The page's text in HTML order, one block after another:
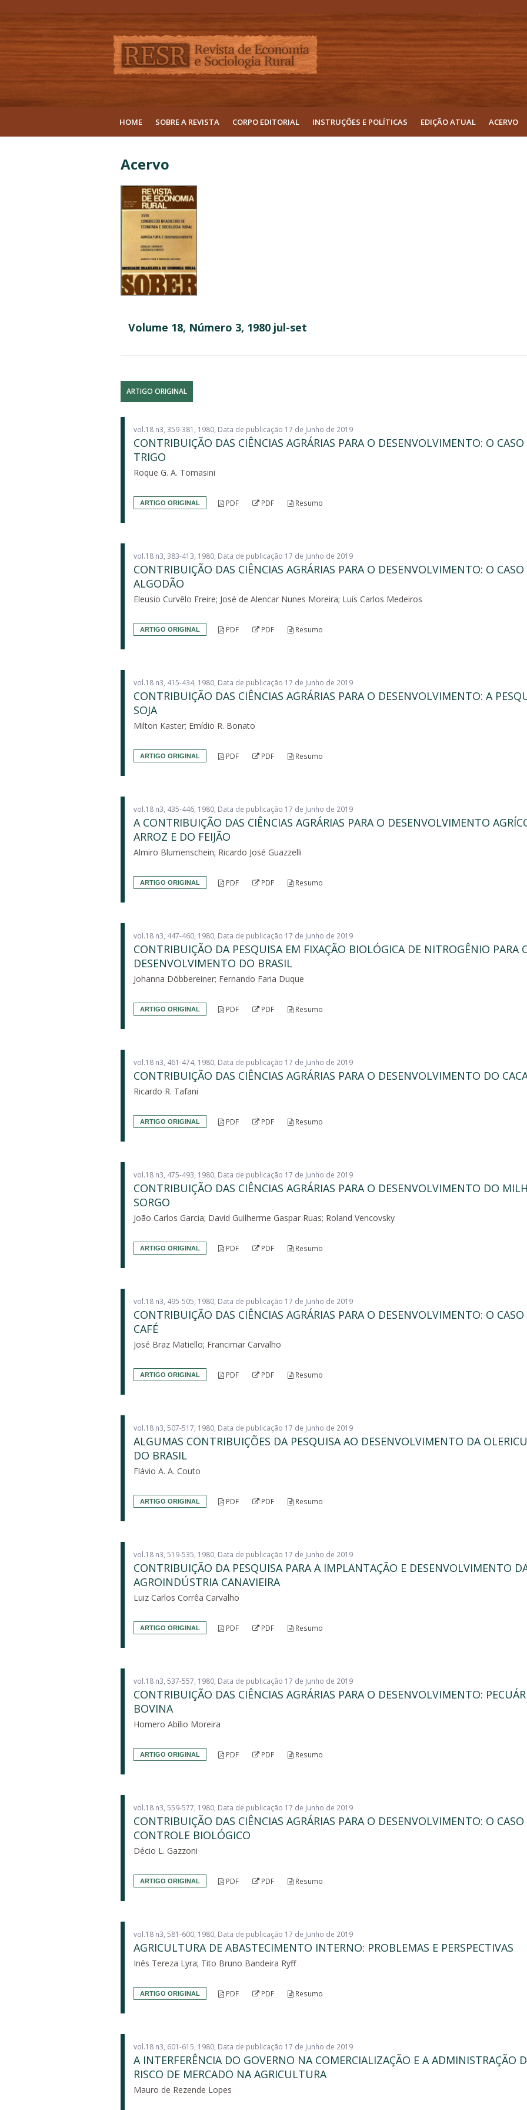
HOME SOBRE A REVISTA CORPO EDITORIAL INSTRUÇÕES E POLÍTICAS EDIÇÃO ATUAL ACERVO
Acervo
Volume 18, Número 3, 1980 jul-set
ARTIGO ORIGINAL
vol.18 n3, 359-381, 1980, Data de publicação 17 de Junho de 2019
CONTRIBUIÇÃO DAS CIÊNCIAS AGRÁRIAS PARA O DESENVOLVIMENTO: O
TRIGO
Roque G. A. Tomasini
ARTIGO ORIGINAL PDF PDF Resumo
vol.18 n3, 383-413, 1980, Data de publicação 17 de Junho de 2019
CONTRIBUIÇÃO DAS CIÊNCIAS AGRÁRIAS PARA O DESENVOLVIMENTO: O
ALGODÃO
Eleusio Curvêlo Freire; José de Alencar Nunes Moreira; Luís Carlos Medeiros
ARTIGO ORIGINAL PDF PDF Resumo
vol.18 n3, 415-434, 1980, Data de publicação 17 de Junho de 2019
CONTRIBUIÇÃO DAS CIÊNCIAS AGRÁRIAS PARA O DESENVOLVIMENTO: A
SOJA
Milton Kaster; Emídio R. Bonato
ARTIGO ORIGINAL PDF PDF Resumo
vol.18 n3, 435-446, 1980, Data de publicação 17 de Junho de 2019
A CONTRIBUIÇÃO DAS CIÊNCIAS AGRÁRIAS PARA O DESENVOLVIMENTO
ARROZ E DO FEIJÃO
Almiro Blumenschein; Ricardo José Guazzelli
ARTIGO ORIGINAL PDF PDF Resumo
vol.18 n3, 447-460, 1980, Data de publicação 17 de Junho de 2019
CONTRIBUIÇÃO DA PESQUISA EM FIXAÇÃO BIOLÓGICA DE NITROGÊNIO PARA
DESENVOLVIMENTO DO BRASIL
Johanna Döbbereiner; Fernando Faria Duque
ARTIGO ORIGINAL PDF PDF Resumo
vol.18 n3, 461-474, 1980, Data de publicação 17 de Junho de 2019
CONTRIBUIÇÃO DAS CIÊNCIAS AGRÁRIAS PARA O DESENVOLVIMENTO DO
Ricardo R. Tafani
ARTIGO ORIGINAL PDF PDF Resumo
vol.18 n3, 475-493, 1980, Data de publicação 17 de Junho de 2019
CONTRIBUIÇÃO DAS CIÊNCIAS AGRÁRIAS PARA O DESENVOLVIMENTO DO
SORGO
João Carlos Garcia; David Guilherme Gaspar Ruas; Roland Vencovsky
ARTIGO ORIGINAL PDF PDF Resumo
vol.18 n3, 495-505, 1980, Data de publicação 17 de Junho de 2019
CONTRIBUIÇÃO DAS CIÊNCIAS AGRÁRIAS PARA O DESENVOLVIMENTO: O
CAFÉ
José Braz Matiello; Francimar Carvalho
ARTIGO ORIGINAL PDF PDF Resumo
vol.18 n3, 507-517, 1980, Data de publicação 17 de Junho de 2019
ALGUMAS CONTRIBUIÇÕES DA PESQUISA AO DESENVOLVIMENTO DA
DO BRASIL
Flávio A. A. Couto
ARTIGO ORIGINAL PDF PDF Resumo
vol.18 n3, 519-535, 1980, Data de publicação 17 de Junho de 2019
CONTRIBUIÇÃO DA PESQUISA PARA A IMPLANTAÇÃO E DESENVOLVIMENTO
AGROINDÚSTRIA CANAVIEIRA
Luiz Carlos Corrêa Carvalho
ARTIGO ORIGINAL PDF PDF Resumo
vol.18 n3, 537-557, 1980, Data de publicação 17 de Junho de 2019
CONTRIBUIÇÃO DAS CIÊNCIAS AGRÁRIAS PARA O DESENVOLVIMENTO:
BOVINA
Homero Abílio Moreira
ARTIGO ORIGINAL PDF PDF Resumo
vol.18 n3, 559-577, 1980, Data de publicação 17 de Junho de 2019
CONTRIBUIÇÃO DAS CIÊNCIAS AGRÁRIAS PARA O DESENVOLVIMENTO: O
CONTROLE BIOLÓGICO
Décio L. Gazzoni
ARTIGO ORIGINAL PDF PDF Resumo
vol.18 n3, 581-600, 1980, Data de publicação 17 de Junho de 2019
AGRICULTURA DE ABASTECIMENTO INTERNO: PROBLEMAS E PERSPECTIVAS
Inês Tereza Lyra; Tito Bruno Bandeira Ryff
ARTIGO ORIGINAL PDF PDF Resumo
vol.18 n3, 601-615, 1980, Data de publicação 17 de Junho de 2019
A INTERFERÊNCIA DO GOVERNO NA COMERCIALIZAÇÃO E A ADMINISTRAÇÃO
RISCO DE MERCADO NA AGRICULTURA
Mauro de Rezende Lopes